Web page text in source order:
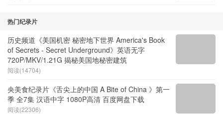
热门纪录片
历史频道《美国机密 秘密地下世界 America's Book
of Secrets - Secret Underground》英语无字
720P/MKV/1.21G 揭秘美国地秘密建筑
阅读(14704)
央美食纪录片《舌尖上的中国 A Bite of China 》第一
季 全7集 汉语中字 1080P高清 百度网盘下载
阅读(22306)